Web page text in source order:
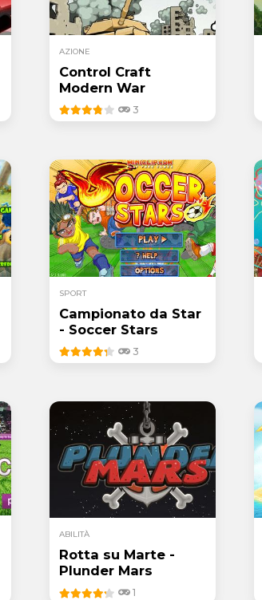
AZIONE
Control Craft
Modern War
3
SPORT
Campionato da Star
- Soccer Stars
3
ABILITÀ
Rotta su Marte -
Plunder Mars
1